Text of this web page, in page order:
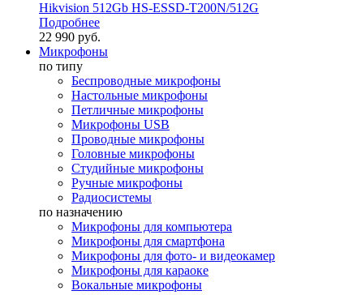
Hikvision 512Gb HS-ESSD-T200N/512G
Подробнее
22 990 руб.
Микрофоны
по типу
Беспроводные микрофоны
Настольные микрофоны
Петличные микрофоны
Микрофоны USB
Проводные микрофоны
Головные микрофоны
Студийные микрофоны
Ручные микрофоны
Радиосистемы
по назначению
Микрофоны для компьютера
Микрофоны для смартфона
Микрофоны для фото- и видеокамер
Микрофоны для караоке
Вокальные микрофоны